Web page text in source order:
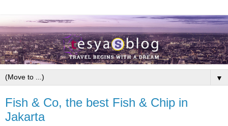
▼
Fish & Co, the best Fish & Chip in
Jakarta